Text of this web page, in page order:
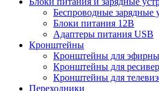
Беспроводные зарядные
Блоки питания 12В
Адаптеры питания USB
Кронштейны
Кронштейны для
Кронштейны для
Кронштейны для
Переходники